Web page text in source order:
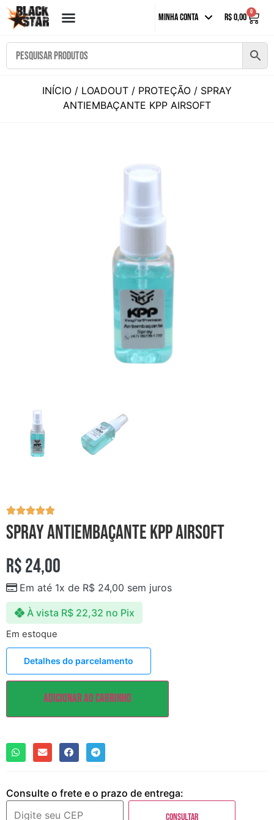
Minha Conta R$0,00
0
INÍCIO / LOADOUT / PROTEÇÃO / SPRAY
ANTIEMBAÇANTE KPP AIRSOFT
Spray Antiembaçante KPP Airsoft
R$24,00
Em até 1x de R$ 24,00 sem juros
À vista R$22,32 no Pix
Em estoque
Detalhes do parcelamento
Adicionar ao carrinho
Consulte o frete e o prazo de entrega:
Consultar